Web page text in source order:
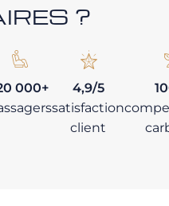
?
000+
4,9/5
satisfaction
client